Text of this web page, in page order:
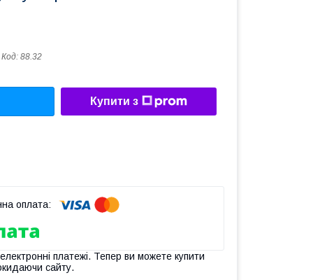
Код: 88.32
Купити з
платежі. Тепер ви можете купити
сайту.